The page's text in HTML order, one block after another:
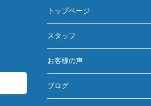
トップページ
スタッフ
お客様の声
ブログ